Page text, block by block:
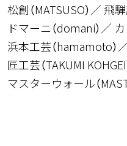
松創（MATSUSO）
飛騨
ドマーニ（domani）
浜本工芸（hamamoto）
匠工芸（TAKUMI KOHGEI
マスターウォール（